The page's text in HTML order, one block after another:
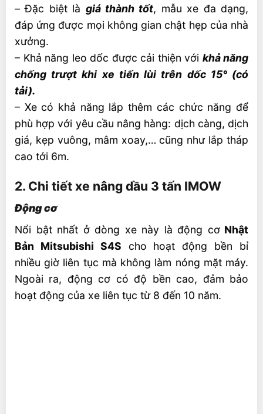
–Đặc biệt là giá thành tốt, mẫu xe đa dạng,
đáp ứng được mọi không gian chật hẹp của nhà
xưởng.
– Khả năng leo dốc được cải thiện với khả năng
chống trượt khi xe tiến lùi trên dốc 15° (có
tải).
– Xe có khả năng lắp thêm các chức năng để
phù hợp với yêu cầu nâng hàng: dịch càng, dịch
giá, kẹp vuông, mâm xoay,… cũng như lắp tháp
cao tới 6m.
2. Chi tiết xe nâng dầu 3 tấn IMOW
Động cơ
Nổi bật nhất ở dòng xe này là động cơ Nhật
Bản Mitsubishi S4S cho hoạt động bền bỉ
nhiều giờ liên tục mà không làm nóng mặt máy.
Ngoài ra, động cơ có độ bền cao, đảm bảo
hoạt động của xe liên tục từ 8 đến 10 năm.